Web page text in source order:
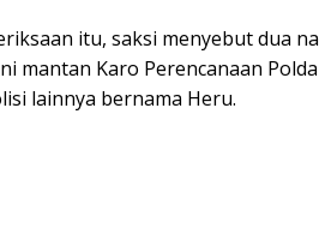
itu, saksi menyebut dua
mantan Karo Perencanaan
lainnya bernama Heru.